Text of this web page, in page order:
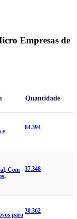
Empresas de
Quantidade
e
84.394
Com
37.348
para
30.362